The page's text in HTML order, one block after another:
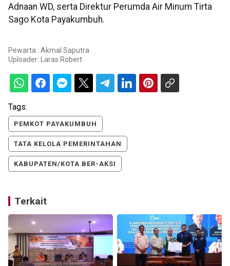
Adnaan WD, serta Direktur Perumda Air Minum Tirta
Sago Kota Payakumbuh.
Pewarta : Akmal Saputra
Uploader:
Laras Robert
Tags:
PEMKOT PAYAKUMBUH
TATA KELOLA PEMERINTAHAN
KABUPATEN/KOTA BER-AKSI
Terkait